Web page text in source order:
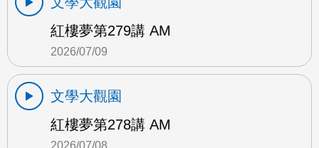
紅樓夢第279講 AM
2026/07/09
文學大觀園
紅樓夢第278講 AM
2026/07/08